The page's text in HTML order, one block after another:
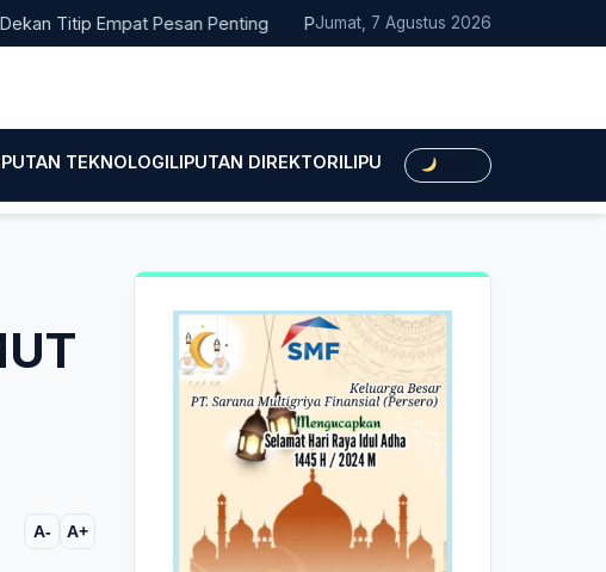
Empat Pesan Penting Pacitan Tembus Peringkat 38 Nasional
Jumat, 7 Agustus 2026
TEKNOLOGILIPUTAN DIREKTORILIPUTAN HUKUMLIPUTAN
A- A+